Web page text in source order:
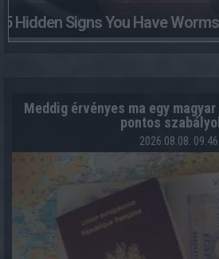
5 Hidden Signs You Have
Meddig érvényes ma egy
pontos
2026.08.08. 09:46